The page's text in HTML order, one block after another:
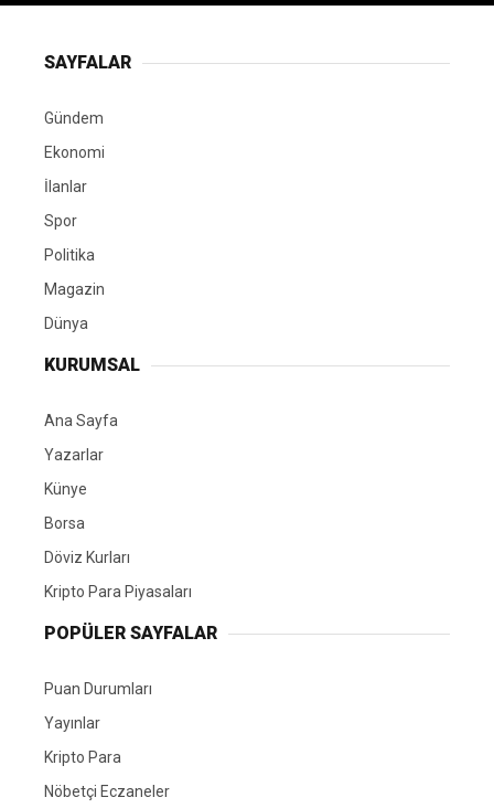
SAYFALAR
Gündem
Ekonomi
İlanlar
Spor
Politika
Magazin
Dünya
KURUMSAL
Ana Sayfa
Yazarlar
Künye
Borsa
Döviz Kurları
Kripto Para Piyasaları
POPÜLER SAYFALAR
Puan Durumları
Yayınlar
Kripto Para
Nöbetçi Eczaneler